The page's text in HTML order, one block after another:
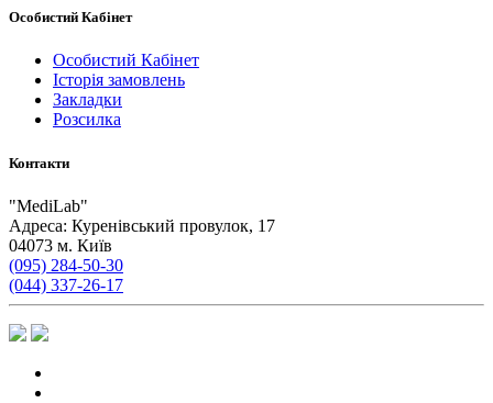
Особистий Кабінет
Особистий Кабінет
Історія замовлень
Закладки
Розсилка
Контакти
"MediLab"
Адреса: Куренівський провулок, 17
04073 м. Київ
(095) 284-50-30
(044) 337-26-17